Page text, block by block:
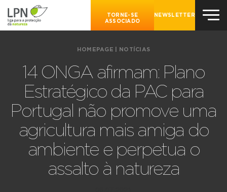
TORNE-SE
ASSOCIADO
NEWSLETTER
HOMEPAGE NOTÍCIAS
14 ONGA afirmam: Plano
Estratégico da PAC para
Portugal não promove uma
agricultura mais amiga do
ambiente e perpetua o
assalto à natureza